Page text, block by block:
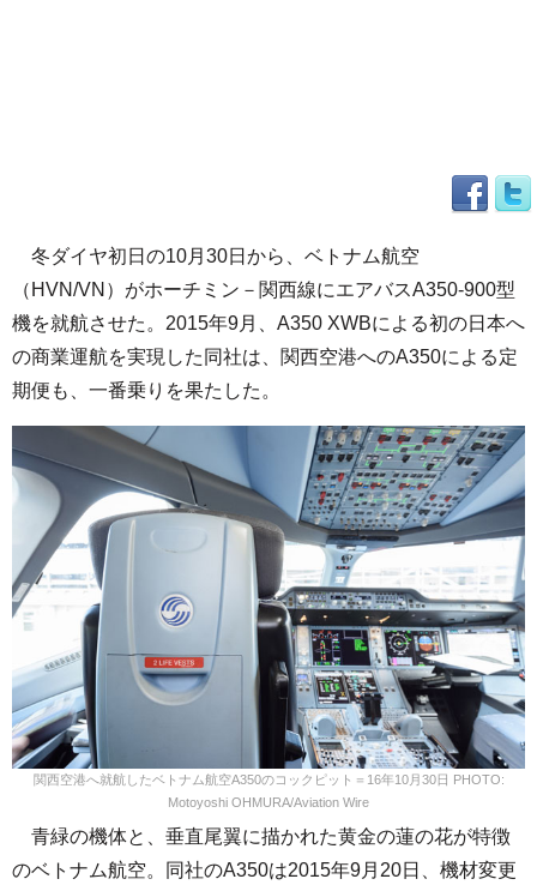
冬ダイヤ初日の10月30日から、ベトナム航空
（HVN/VN）がホーチミン－関西線にエアバスA350-900型
機を就航させた。2015年9月、A350 XWBによる初の日本へ
の商業運航を実現した同社は、関西空港へのA350による定
期便も、一番乗りを果たした。
関西空港へ就航したベトナム航空A350のコックピット＝16年10月30日 PHOTO:
Motoyoshi OHMURA/Aviation Wire
青緑の機体と、垂直尾翼に描かれた黄金の蓮の花が特徴
のベトナム航空。同社のA350は2015年9月20日、機材変更